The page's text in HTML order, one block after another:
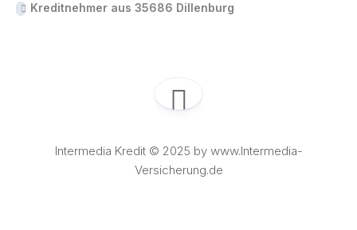
Kreditnehmer aus 35686 Dillenburg
Intermedia Kredit © 2025 by www.Intermedia-
Versicherung.de